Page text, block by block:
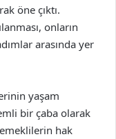
öne çıktı.
onların
arasında yer
yaşam
bir çaba olarak
hak